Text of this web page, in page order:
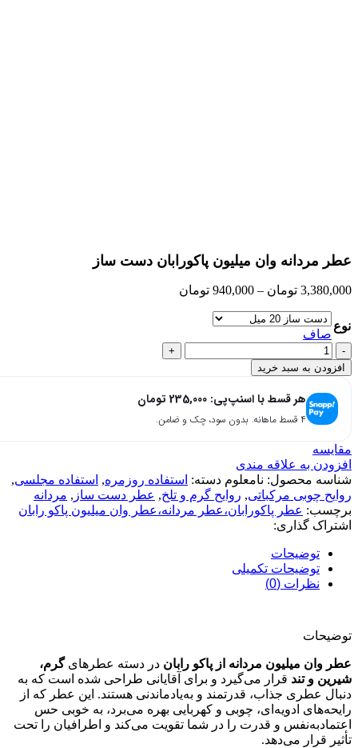
عطر مردانه وان میلیون پاکورابان دست ساز
3,380,000 تومان –
940,000 تومان
3,380,000 تومان
نوع
صاف
عطر
مردانه
وان
میلیون
پاکورابان
دست
عدد
افزودن به سبد خرید
هر قسط با اسنپ‌پی: 235,000 تومان
۴ قسط ماهانه. بدون سود، چک و ضامن.
مقایسه
افزودن به علاقه مندی
شناسه محصول: نامعلوم دسته: استفاده روزمره, استفاده مجلسی,
روایح چوبی مرکباتی, روایح گرم و تلخ, عطر دست ساز , مردانه
برچسب: عطر پاکورابان،عطر مردانه،عطر وان میلیون پاکو رابان
اشتراک گذاری:
توضیحات
توضیحات تکمیلی
نظرات (0)
توضیحات
عطر وان میلیون مردانه از پاکو رابان در دسته عطرهایگرم،
شیرین و تند قرار می‌گیرد و برای آقایانی طراحی شده است که به
دنبال عطری جذاب، قدرتمند و به‌یادماندنی هستند. این عطر که از
رایحه‌های ادویه‌ای، چوبی و کهربایی بهره می‌برد، به خوبی حس
اعتمادبه‌نفس و قدرت را در شما تقویت می‌کند و اطرافیان را تحت
تأثیر قرار می‌دهد.